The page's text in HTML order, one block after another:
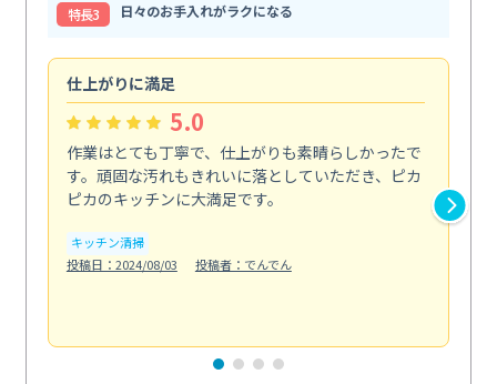
特⻑3
日々のお手入れがラクになる
仕上がりに満足
5.0
作業はとても丁寧で、仕上がりも素晴らしかったで
す。頑固な汚れもきれいに落としていただき、ピカ
ピカのキッチンに大満足です。
キッチン清掃
投稿日：2024/08/03
投稿者：でんでん